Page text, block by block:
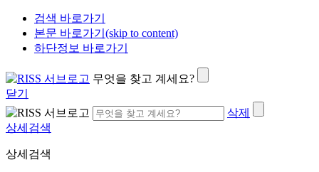
검색 바로가기
본문 바로가기(skip to content)
하단정보 바로가기
무엇을 찾고 계세요?
닫기
삭제
상세검색
상세검색